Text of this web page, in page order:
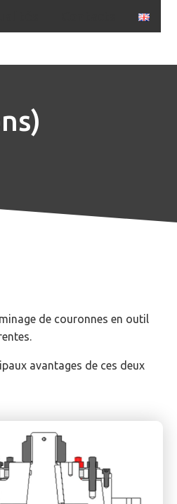
de couronnes en outil
avantages de ces deux